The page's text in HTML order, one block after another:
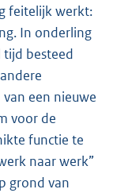
feitelijk werkt:
In onderling
besteed
een nieuwe
voor de
functie te
naar werk”
grond van